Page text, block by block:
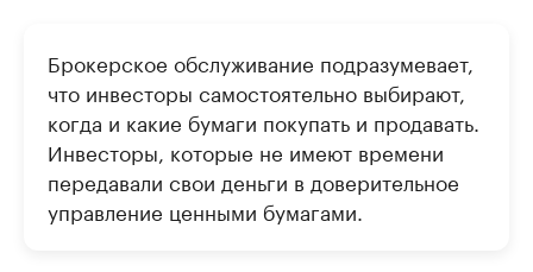
Брокерское обслуживание подразумевает,
что инвесторы самостоятельно выбирают,
когда и какие бумаги покупать и продавать.
Инвесторы, которые не имеют времени
передавали свои деньги в доверительное
управление ценными бумагами.